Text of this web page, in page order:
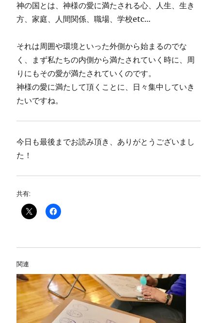
神の国とは、神様の愛に満たされる心、人生、生き
方、家庭、人間関係、職場、学校etc…
それは周囲や環境といった外側から始まるのでな
く、まず私たちの内側から満たされていく時に、周
りにもその愛が満たされていくのです。
神様の愛に満たして頂くことに、日々集中していき
たいですね。
今日も最後までお読み頂き、ありがとうございまし
た！
共有:
関連